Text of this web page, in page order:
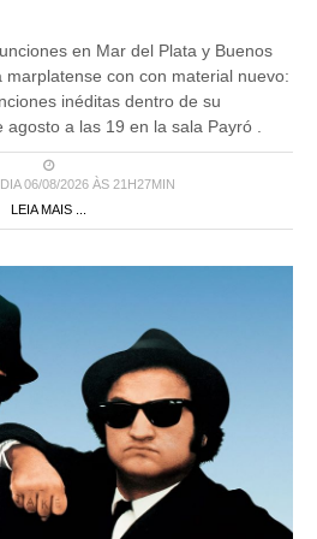
en Mar del Plata y Buenos
con con material nuevo:
inéditas dentro de su
a las 19 en la sala Payró .
06/08/2026 ÀS 21H27MIN
LEIA MAIS ...